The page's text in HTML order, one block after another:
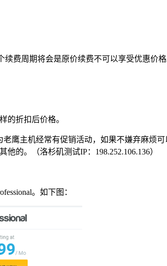
费周期将会是原价续费不可以享受优惠价格
的折扣后价格。
鹰主机经常有促销活动，如果不嫌弃麻烦
的。（洛杉矶测试IP：198.252.106.136）
。如下图：